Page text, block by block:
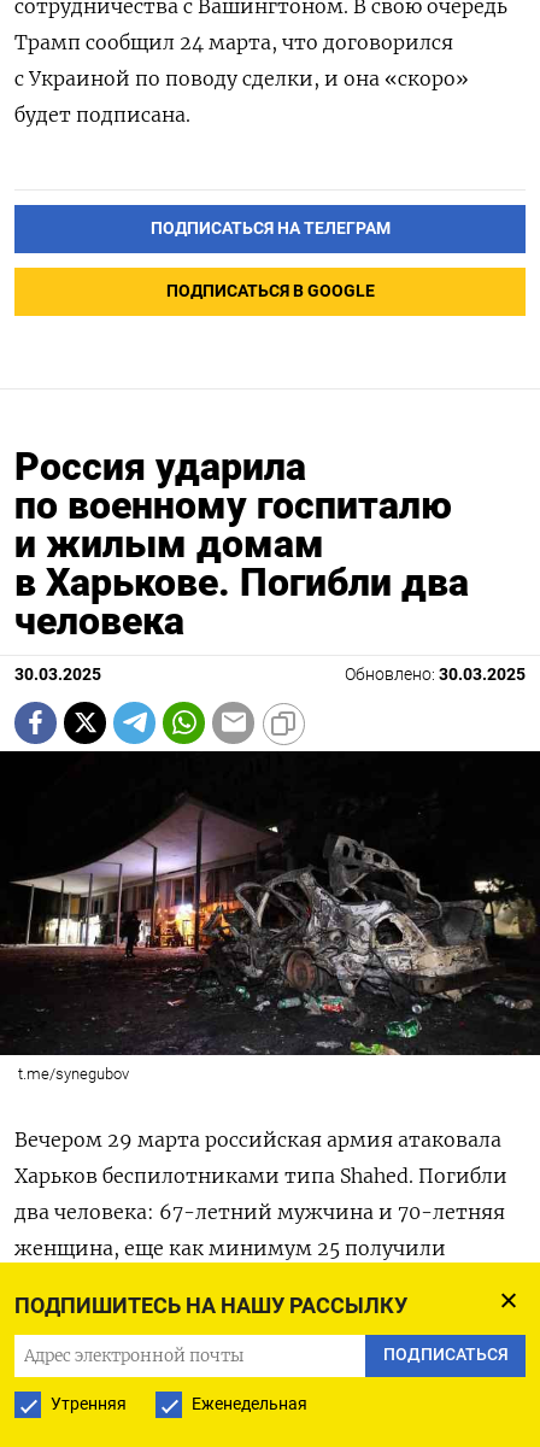
ПОДПИШИТЕСЬ НА НАШУ РАССЫЛКУ
ПОДПИСАТЬСЯ
Утренняя Еженедельная
сотрудничества с Вашингтоном. В свою очередь
Трамп сообщил 24 марта, что договорился
с Украиной по поводу сделки, и она «скоро»
будет подписана.
ПОДПИСАТЬСЯ НА ТЕЛЕГРАМ
ПОДПИСАТЬСЯ В GOOGLE
Россия ударила
по военному госпиталю
и жилым домам
в Харькове. Погибли два
человека
30.03.2025 Обновлено: 30.03.2025
t.me/synegubov
Вечером 29 марта российская армия атаковала
Харьков беспилотниками типа Shahed. Погибли
два человека: 67-летний мужчина и 70-летняя
женщина, еще как минимум 25 получили
администрации Олег Синегубов. По его
словам,среди пострадавших есть дети. В том
числе 15-летняя девочка, которая была